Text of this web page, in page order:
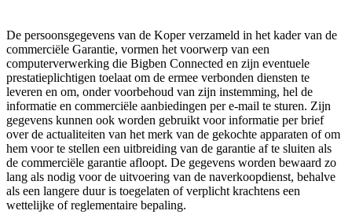
De persoonsgegevens van de Koper verzameld in het kader van de
commerciële Garantie, vormen het voorwerp van een
computerverwerking die Bigben Connected en zijn eventuele
prestatieplichtigen toelaat om de ermee verbonden diensten te
leveren en om, onder voorbehoud van zijn instemming, hel de
informatie en commerciële aanbiedingen per e-mail te sturen. Zijn
gegevens kunnen ook worden gebruikt voor informatie per brief
over de actualiteiten van het merk van de gekochte apparaten of om
hem voor te stellen een uitbreiding van de garantie af te sluiten als
de commerciële garantie afloopt. De gegevens worden bewaard zo
lang als nodig voor de uitvoering van de naverkoopdienst, behalve
als een langere duur is toegelaten of verplicht krachtens een
wettelijke of reglementaire bepaling.